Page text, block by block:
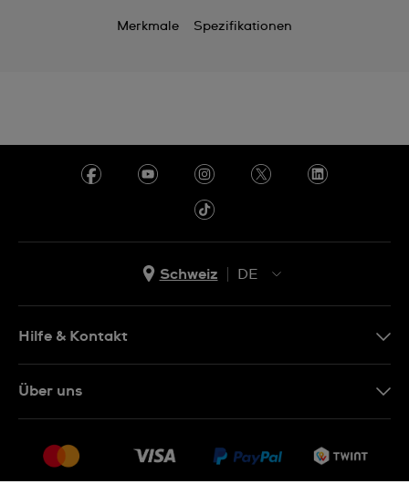
Merkmale Spezifikationen
Schweiz
DE
IT
Hilfe & Kontakt
Rückgaberecht
Über uns
Jobs